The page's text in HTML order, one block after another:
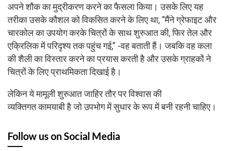
अपने शौक का मुद्रीकरण करने का फैसला किया। उसके लिए यह
तरीका उसके कौशल को विकसित करने के लिए था, “मैंने ग्रेफाइट और
चारकोल का उपयोग करके चित्रों के साथ शुरुआत की, फिर तेल और
एक्रिलिक में परिदृश्य तक पहुंच गई,” -वह बताती हैं। जबकि वह कला
की शैली का विस्तार करने का प्रयास करती है और उसके ग्राहकों ने
चित्रों के लिए प्राथमिकता दिखाई है।
लेकिन ये मामूली शुरुआत जाहिर तौर पर विश्वास की
व्यक्तिगत कामयाबी है जो उपभोग में सुधार के रूप में बनी रहनी चाहिए।
Follow us on Social Media